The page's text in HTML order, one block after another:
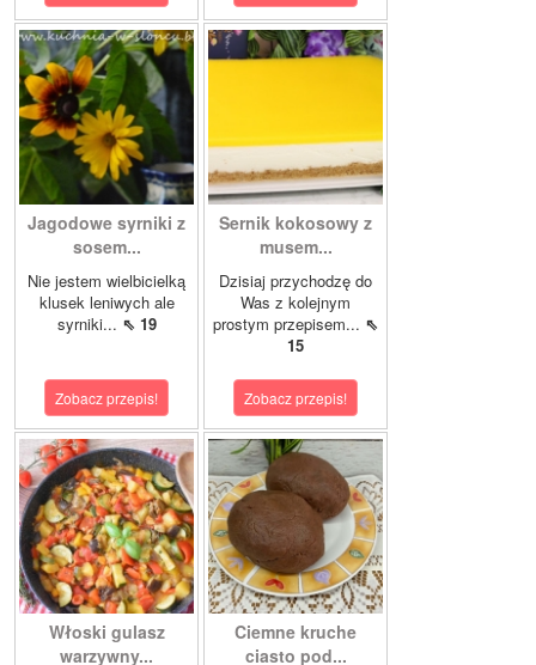
Jagodowe syrniki z
sosem...
Nie jestem wielbicielką
klusek leniwych ale
syrniki... ⇖ 19
Zobacz przepis!
Sernik kokosowy z
musem...
Dzisiaj przychodzę do
Was z kolejnym
prostym przepisem... ⇖
15
Zobacz przepis!
Włoski gulasz
warzywny...
Ciemne kruche
ciasto pod...